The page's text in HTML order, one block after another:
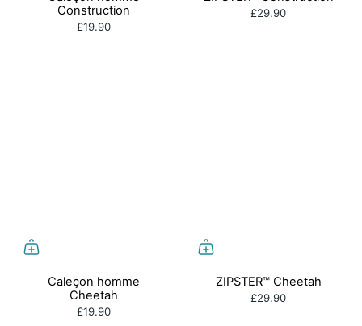
Construction
£19.90
£29.90
Caleçon homme
Cheetah
£19.90
ZIPSTER™ Cheetah
£29.90